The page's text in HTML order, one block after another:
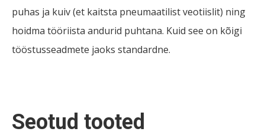
puhas ja kuiv (et kaitsta pneumaatilist veotiislit) ning
hoidma tööriista andurid puhtana. Kuid see on kõigi
tööstusseadmete jaoks standardne.
Seotud tooted